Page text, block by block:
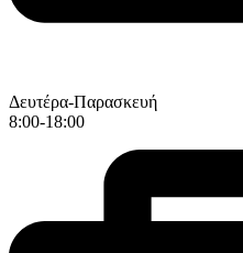
Δευτέρα-Παρασκευή
8:00-18:00